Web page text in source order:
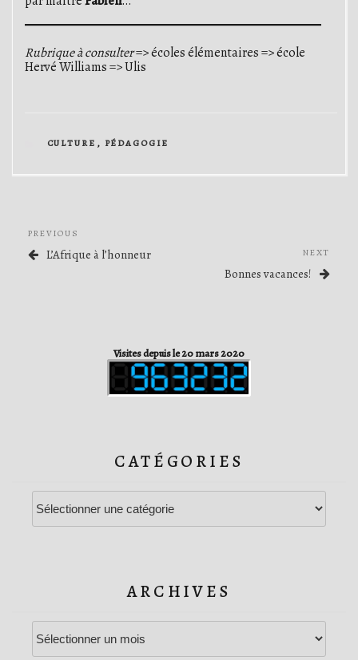
Rubrique à consulter=> écoles élémentaires => école
Hervé Williams => Ulis
CATEGORIES
CULTURE , PÉDAGOGIE
l’article
Previous
Post
PREVIOUS
L’Afrique à l’honneur NEXT
Bonnes vacances!
Visites depuis le 20 mars 2020
CATÉGORIES
Catégories
ARCHIVES
Archives